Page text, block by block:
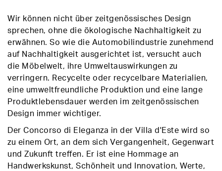
Wir können nicht über zeitgenössisches Design
sprechen, ohne die ökologische Nachhaltigkeit zu
erwähnen. So wie die Automobilindustrie zunehmend
auf Nachhaltigkeit ausgerichtet ist, versucht auch
die Möbelwelt, ihre Umweltauswirkungen zu
verringern. Recycelte oder recycelbare Materialien,
eine umweltfreundliche Produktion und eine lange
Produktlebensdauer werden im zeitgenössischen
Design immer wichtiger.
Der Concorso di Eleganza in der Villa d'Este wird so
zu einem Ort, an dem sich Vergangenheit, Gegenwart
und Zukunft treffen. Er ist eine Hommage an
Handwerkskunst, Schönheit und Innovation, Werte,